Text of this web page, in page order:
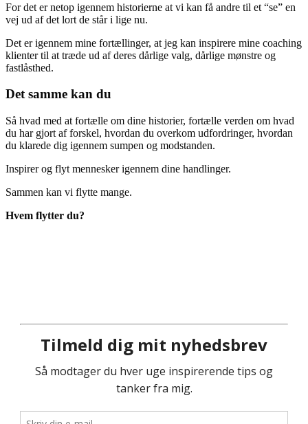
For det er netop igennem historierne at vi kan få andre til et “se” en
vej ud af det lort de står i lige nu.
Det er igennem mine fortællinger, at jeg kan inspirere mine coaching
klienter til at træde ud af deres dårlige valg, dårlige mønstre og
fastlåsthed.
Det samme kan du
Så hvad med at fortælle om dine historier, fortælle verden om hvad
du har gjort af forskel, hvordan du overkom udfordringer, hvordan
du klarede dig igennem sumpen og modstanden.
Inspirer og flyt mennesker igennem dine handlinger.
Sammen kan vi flytte mange.
Hvem flytter du?